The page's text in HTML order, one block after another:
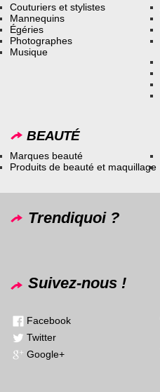
Couturiers et stylistes
Mannequins
Égéries
Photographes
Musique
BEAUTÉ
Marques beauté
Produits de beauté et maquillage
Trendiquoi ?
Suivez-nous !
Facebook
Twitter
Google+